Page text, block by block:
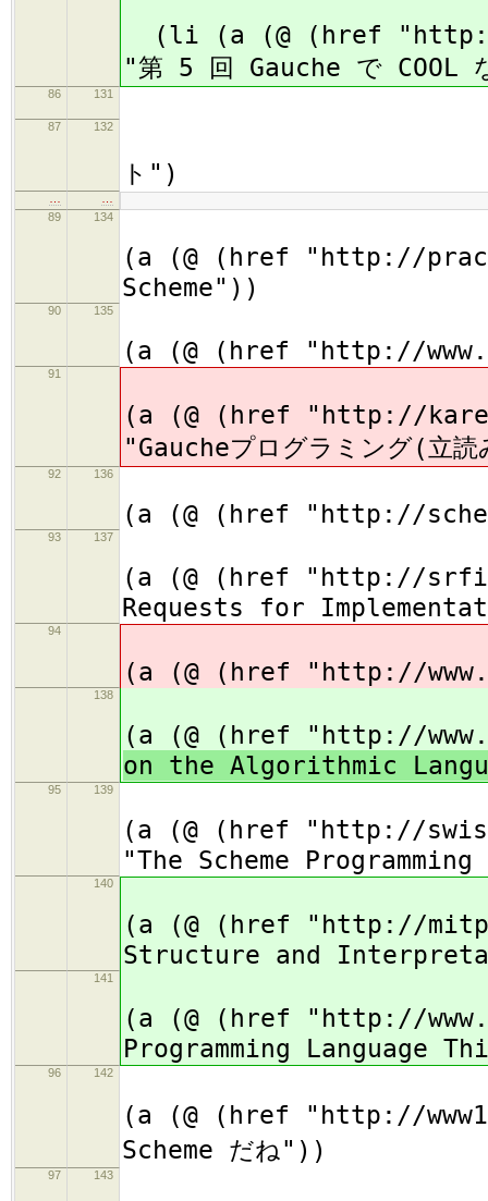
(li (a (@ (href
"第 5 回 Gauche で COOL
86 131
87 132
ト")
…
…
89
134
(a (@ (href "http://
Scheme"))
90 135
(a (@ (href "http://
91
(a (@ (href "http://
"Gaucheプログラミング(立
92 136
(a (@ (href "http://
93 137
(a (@ (href "http://
Requests for
94
(a (@ (href "http://
138
(a (@ (href "http://
on the Algorithmic
95 139
(a (@ (href "http://
"The Scheme
140
(a (@ (href "http://
Structure and
141
(a (@ (href "http://
Programming Language
96 142
(a (@ (href "http://
Scheme だね"))
97 143